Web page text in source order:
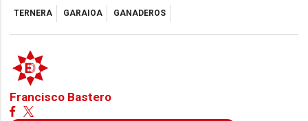
TERNERA GARAIOA GANADEROS
Francisco Bastero